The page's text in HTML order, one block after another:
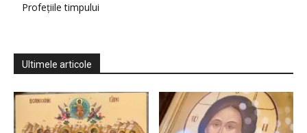
Profețiile timpului
Ultimele articole